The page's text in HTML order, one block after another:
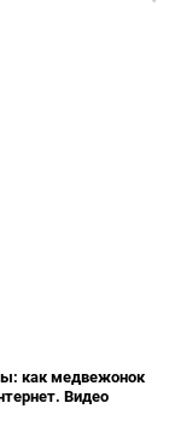
как медвежонок
Видео